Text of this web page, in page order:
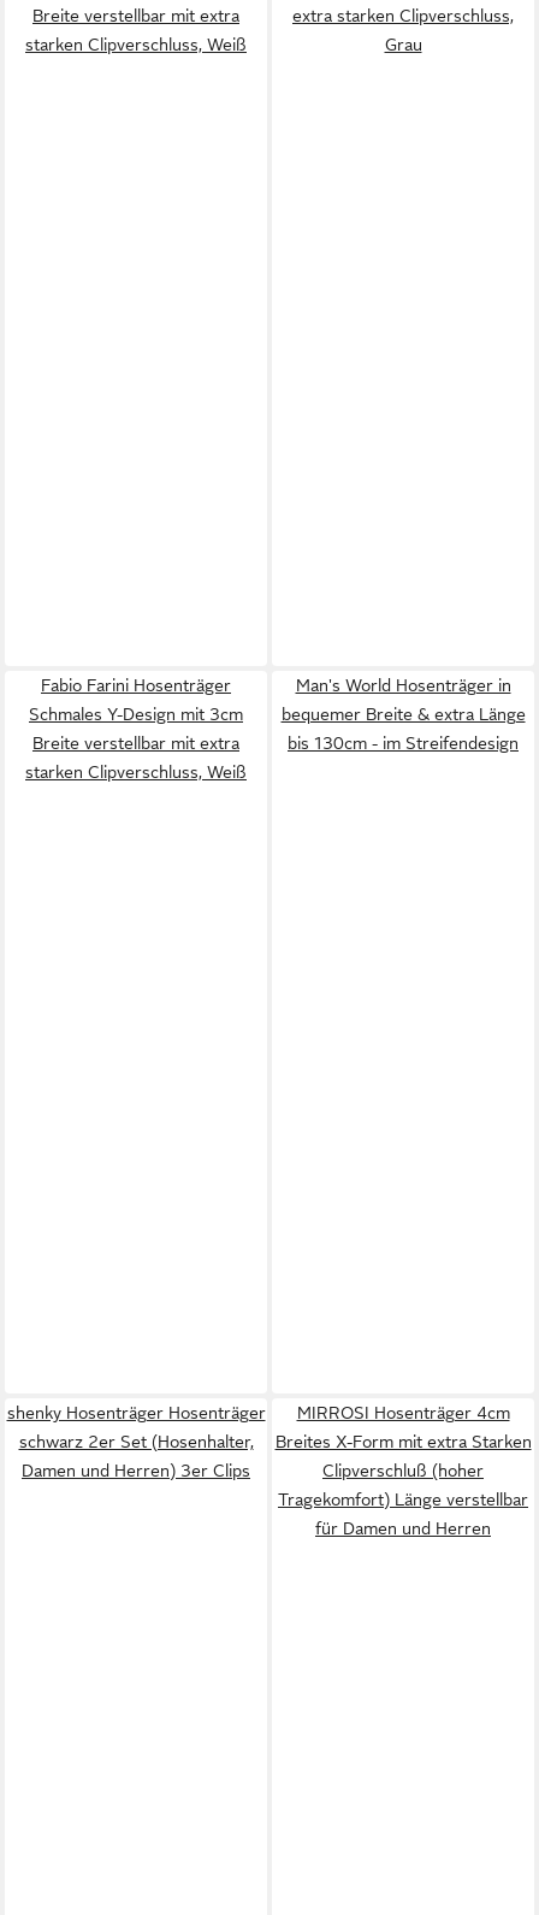
Breite verstellbar mit extra
starken Clipverschluss, Weiß
extra starken Clipverschluss,
Grau
Fabio Farini Hosenträger
Schmales Y-Design mit 3cm
Breite verstellbar mit extra
starken Clipverschluss, Weiß
Man's World Hosenträger in
bequemer Breite & extra Länge
bis 130cm - im Streifendesign
shenky Hosenträger Hosenträger
schwarz 2er Set (Hosenhalter,
Damen und Herren) 3er Clips
MIRROSI Hosenträger 4cm
Breites X-Form mit extra Starken
Clipverschluß (hoher
Tragekomfort) Länge verstellbar
für Damen und Herren